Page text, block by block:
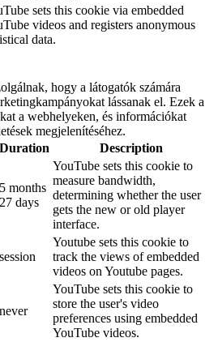
sets this cookie via embedded
videos and registers anonymous
data.
hogy a látogatók számára
lássanak el. Ezek a
a webhelyeken, és információkat
megjelenítéséhez.
Duration Description
5 months
27 days
YouTube sets this cookie to
measure bandwidth,
determining whether the user
gets the new or old player
interface.
session
Youtube sets this cookie to
track the views of embedded
videos on Youtube pages.
never
YouTube sets this cookie to
store the user's video
preferences using embedded
YouTube videos.